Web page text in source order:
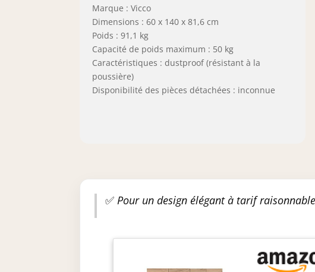
Marque : Vicco
Dimensions : 60 x 140 x 81,6 cm
Poids : 91,1 kg
Capacité de poids maximum : 50 kg
Caractéristiques : dustproof (résistant à la
poussière)
Disponibilité des pièces détachées : inconnue
✅ Pour un design élégant à tarif